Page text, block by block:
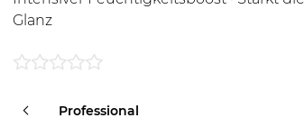
Glanz
Professional